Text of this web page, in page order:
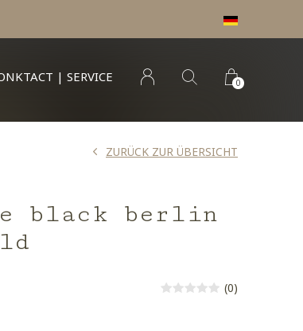
| SERVICE 0
black berlin
ZURÜCK ZUR ÜBERSICHT
(0)